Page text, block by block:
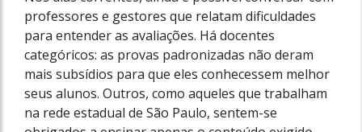
professores e gestores que relatam dificuldades
para entender as avaliações. Há docentes
categóricos: as provas padronizadas não deram
mais subsídios para que eles conhecessem melhor
seus alunos. Outros, como aqueles que trabalham
na rede estadual de São Paulo, sentem-se